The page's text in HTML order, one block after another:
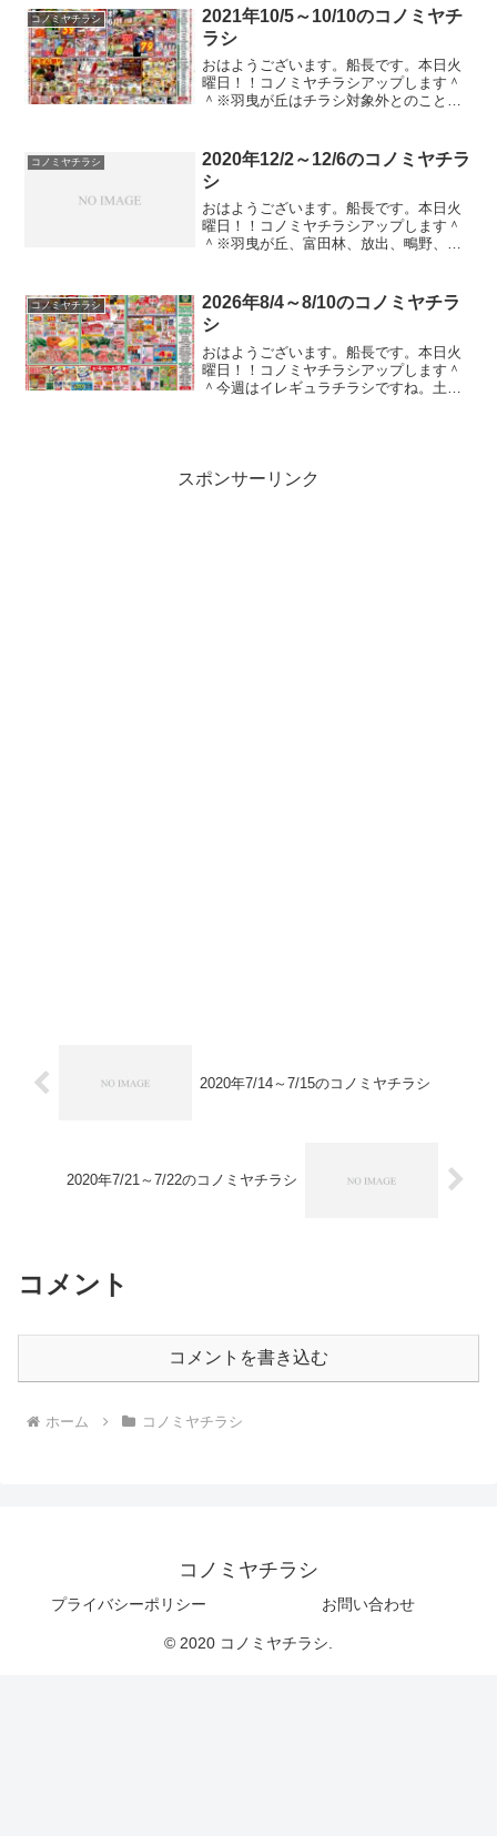
をドン！！とりま、私はトリス買いに行
きます。以上、船長でした...
コノミヤチラシ
2021年10/5～10/10のコノミヤチ
ラシ
おはようございます。船長です。本日火
曜日！！コノミヤチラシアップします＾
＾※羽曳が丘はチラシ対象外とのこと。
止されています。世界の変化についてい
けない人たちの会社に派遣さ...
コノミヤチラシ
2020年12/2～12/6のコノミヤチラ
シ
おはようございます。船長です。本日火
曜日！！コノミヤチラシアップします＾
＾※羽曳が丘、富田林、放出、鴫野、徳
ないそうです。家からは遠いので入手困
難。。。申し訳ない。そ...
コノミヤチラシ
2026年8/4～8/10のコノミヤチラ
シ
おはようございます。船長です。本日火
曜日！！コノミヤチラシアップします＾
＾今週はイレギュラチラシですね。土用
スポンサーリンク
2020年7/14～7/15のコノミヤチラシ
2020年7/21～7/22のコノミヤチラシ
コメント
コメントを書き込む
ホーム コノミヤチラシ
コノミヤチラシ
プライバシーポリシー お問い合わせ
© 2020 コノミヤチラシ.